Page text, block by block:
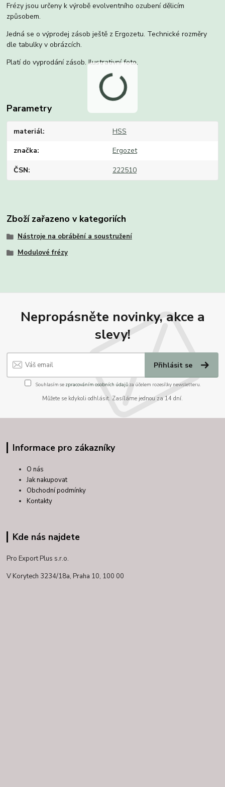
Frézy jsou určeny k výrobě evolventního ozubení dělicím
způsobem.
Jedná se o výprodej zásob ještě z Ergozetu. Technické rozměry
dle tabulky v obrázcích.
Platí do vyprodání zásob. Ilustrativní foto.
Parametry
materiál HSS
značka Ergozet
ČSN 222510
Zboží zařazeno v kategoriích
Nástroje na obrábění a soustružení
Modulové frézy
Nepropásněte novinky, akce a
slevy!
Přihlásit se
Souhlasím se zpracováním osobních údajůza účelem rozesílky newsletteru.
Můžete se kdykoli odhlásit. Zasíláme jednou za 14 dní.
Informace pro zákazníky
O nás
Jak nakupovat
Obchodní podmínky
Kontakty
Kde nás najdete
Pro Export Plus s.r.o.
V Korytech 3234/18a, Praha 10, 100 00